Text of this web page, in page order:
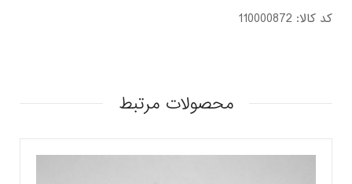
کد کالا: 110000872
محصولات مرتبط